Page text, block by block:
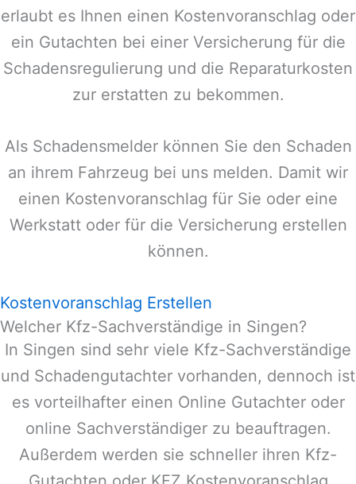
erlaubt es Ihnen einen Kostenvoranschlag oder
ein Gutachten bei einer Versicherung für die
Schadensregulierung und die Reparaturkosten
zur erstatten zu bekommen.
Als Schadensmelder können Sie den Schaden
an ihrem Fahrzeug bei uns melden. Damit wir
einen Kostenvoranschlag für Sie oder eine
Werkstatt oder für die Versicherung erstellen
können.
Kostenvoranschlag Erstellen
Welcher Kfz-Sachverständige in Singen?
In Singen sind sehr viele Kfz-Sachverständige
und Schadengutachter vorhanden, dennoch ist
es vorteilhafter einen Online Gutachter oder
online Sachverständiger zu beauftragen.
Außerdem werden sie schneller ihren Kfz-